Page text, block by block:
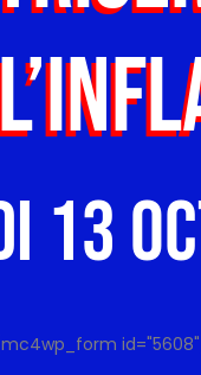
13
[mc4wp_form id="5608"]